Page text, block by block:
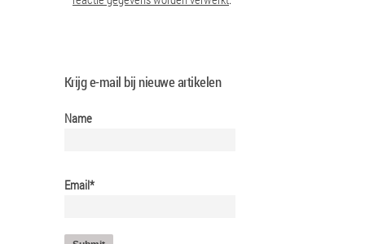
Krijg e-mail bij nieuwe artikelen
Name
Email*